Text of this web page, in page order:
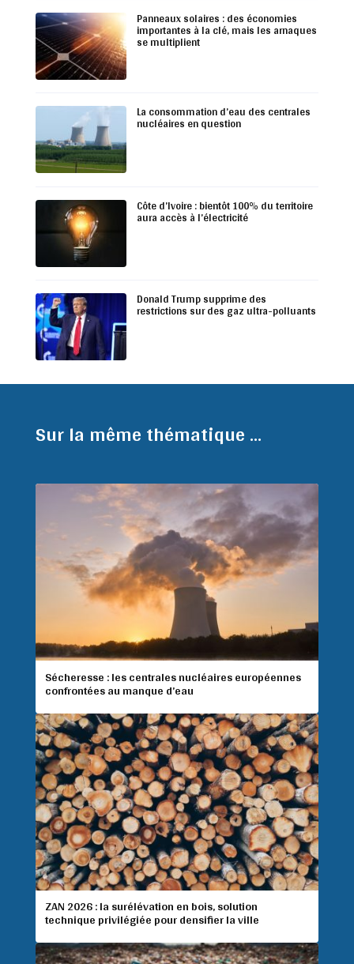
Panneaux solaires : des économies
importantes à la clé, mais les arnaques
se multiplient
La consommation d’eau des centrales
nucléaires en question
Côte d’Ivoire : bientôt 100% du territoire
aura accès à l’électricité
Donald Trump supprime des
restrictions sur des gaz ultra-polluants
Sur la même thématique ...
Sécheresse : les centrales nucléaires européennes
confrontées au manque d’eau
ZAN 2026 : la surélévation en bois, solution
technique privilégiée pour densifier la ville